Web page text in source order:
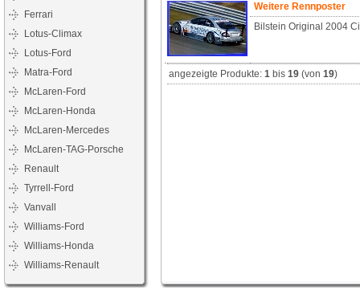
Ferrari
Lotus-Climax
Lotus-Ford
Matra-Ford
McLaren-Ford
McLaren-Honda
McLaren-Mercedes
McLaren-TAG-Porsche
Renault
Tyrrell-Ford
Vanvall
Williams-Ford
Williams-Honda
Williams-Renault
Weitere Rennposter
Bilstein Original 2004
angezeigte Produkte:1 bis19 (von19)